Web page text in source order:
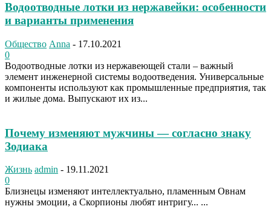
Водоотводные лотки из нержавейки: особенности
и варианты применения
Общество Anna - 17.10.2021
0
Водоотводные лотки из нержавеющей стали – важный
элемент инженерной системы водоотведения. Универсальные
компоненты используют как промышленные предприятия, так
и жилые дома. Выпускают их из...
Почему изменяют мужчины — согласно знаку
Зодиака
Жизнь admin - 19.11.2021
0
Близнецы изменяют интеллектуально, пламенным Овнам
нужны эмоции, а Скорпионы любят интригу... ...